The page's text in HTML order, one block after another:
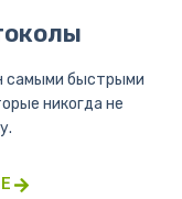
самыми быстрыми
никогда не